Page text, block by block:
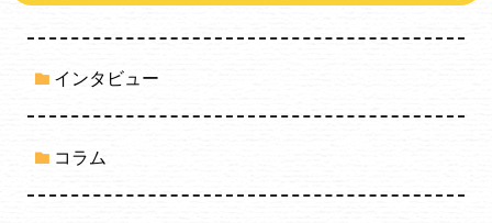
インタビュー
コラム